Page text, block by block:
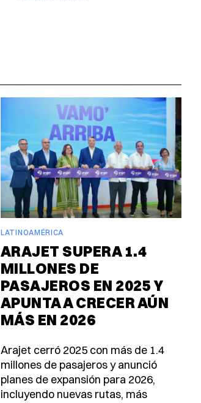
LATINOAMÉRICA
ARAJET SUPERA 1.4
MILLONES DE
PASAJEROS EN 2025 Y
APUNTA A CRECER AÚN
MÁS EN 2026
Arajet cerró 2025 con más de 1.4
millones de pasajeros y anunció
planes de expansión para 2026,
incluyendo nuevas rutas, más